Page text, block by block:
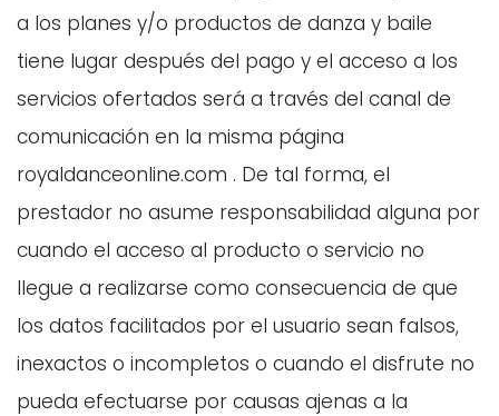
a los planes y/o productos de danza y baile
tiene lugar después del pago y el acceso a los
servicios ofertados será a través del canal de
comunicación en la misma página
royaldanceonline.com . De tal forma, el
prestador no asume responsabilidad alguna por
cuando el acceso al producto o servicio no
llegue a realizarse como consecuencia de que
los datos facilitados por el usuario sean falsos,
inexactos o incompletos o cuando el disfrute no
pueda efectuarse por causas ajenas a la